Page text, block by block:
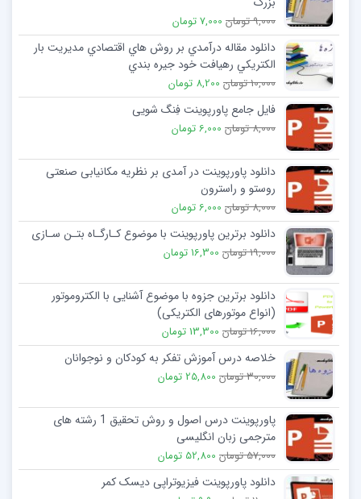
9,000 تومان 7,000 تومان
دانلود مقاله درآمدي بر روش هاي اقتصادي مديريت بار
الكتريكي رهيافت خود جيره بندي
10,000 تومان 8,200 تومان
فایل جامع پاورپوینت فِنگ شویی
8,000 تومان 6,000 تومان
دانلود پاورپوینت در آمدی بر نظریه مکانیابی صنعتی
روستو و راسترون
8,000 تومان 6,000 تومان
دانلود برترین پاورپوینت با موضوع کـارگـاه بتـن سـازی
19,000 تومان 16,300 تومان
دانلود برترین جزوه با موضوع آشنایی با الکتروموتور
(انواع موتورهای الکتریکی)
16,000 تومان 13,300 تومان
خلاصه درس آموزش تفکر به کودکان و نوجوانان
30,000 تومان 25,800 تومان
پاورپوینت درس اصول و روش تحقیق 1 رشته های
مترجمی زبان انگلیسی
57,000 تومان 52,800 تومان
دانلود پاورپوینت فیزیوتراپی دیسک کمر